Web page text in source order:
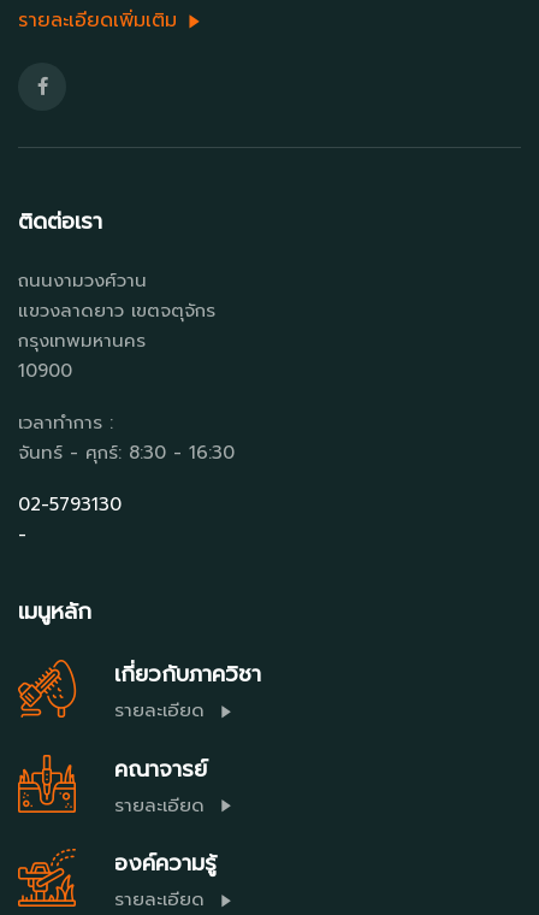
รายละเอียดเพิ่มเติม
ติดต่อเรา
ถนนงามวงศ์วาน
แขวงลาดยาว เขตจตุจักร
กรุงเทพมหานคร
10900
เวลาทำการ :
จันทร์ - ศุกร์: 8:30 - 16:30
02-5793130
-
เมนูหลัก
เกี่ยวกับภาควิชา
รายละเอียด
คณาจารย์
รายละเอียด
องค์ความรู้
รายละเอียด